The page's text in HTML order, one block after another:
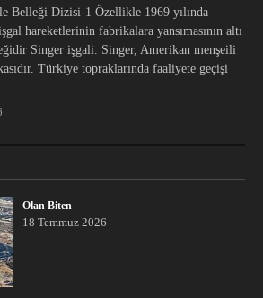
Belleği Dizisi-1 Özellikle 1969 yılında
hareketlerinin fabrikalara yansımasının altı
Singer işgali. Singer, Amerikan menşeili
Türkiye topraklarında faaliyete geçişi
Olan Biten
18 Temmuz 2026